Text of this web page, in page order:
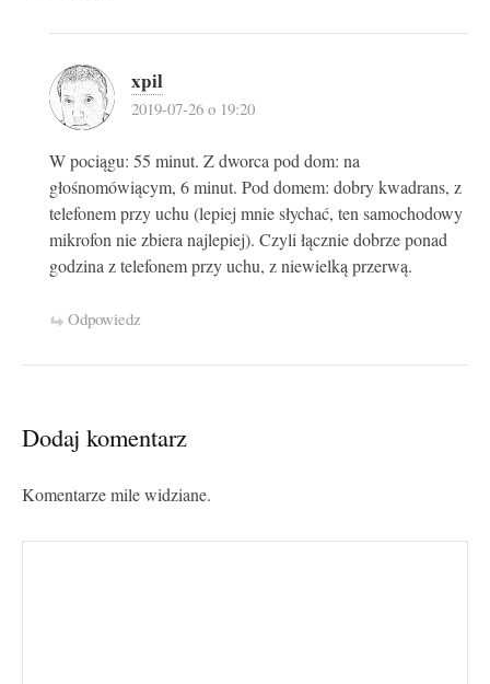
xpil
2019-07-26 o 19:20
W pociągu: 55 minut. Z dworca pod dom: na
głośnomówiącym, 6 minut. Pod domem: dobry kwadrans, z
telefonem przy uchu (lepiej mnie słychać, ten samochodowy
mikrofon nie zbiera najlepiej). Czyli łącznie dobrze ponad
godzina z telefonem przy uchu, z niewielką przerwą.
Odpowiedz
Dodaj komentarz
Komentarze mile widziane.